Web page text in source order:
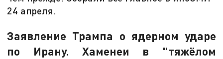
24 апреля.
Заявление Трампа о ядерном ударе
по Ирану. Хаменеи в "тяжёлом